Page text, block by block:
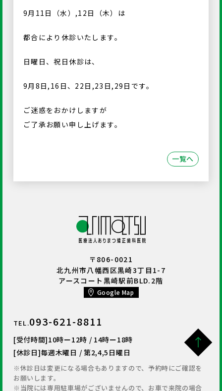
9月11日（水）,12日（木）は
都合により休診いたします。
日曜日、祝日休診は、
9月8日,16日、22日,23日,29日です。
ご迷惑をおかけしますが
ご了承お願い申し上げます。
一覧へ
〒806-0021
北九州市八幡西区黒崎3丁目1-7
アースコート黒崎駅前BLD.2階
Google Map
TEL.093-621-8811
[受付時間]10時ー12時 / 14時ー18時
[休診日]毎週木曜日 / 第2,4,5日曜日
※休診日は変更になる場合もありますので、予約時にご確認を
お願いします。
※当院には専用駐車場がございませんので、お車で来院の場合